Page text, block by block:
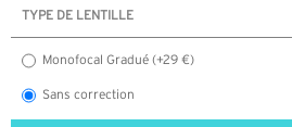
TYPE DE LENTILLE
Monofocal Gradué (+29 €)
Sans correction